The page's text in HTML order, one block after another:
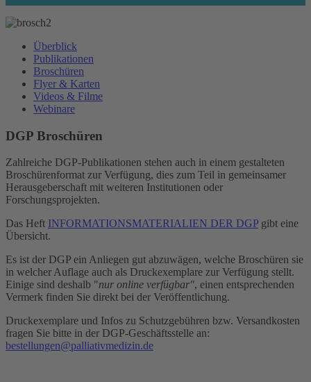
Überblick
Publikationen
Broschüren
Flyer & Karten
Videos & Filme
Webinare
DGP Broschüren
Zahlreiche DGP-Publikationen stehen auch in einem gestalteten
Broschürenformat zur Verfügung, dies zum Teil in gemeinsamer
Herausgeberschaft mit weiteren Institutionen oder
Forschungsprojekten.
Das Heft INFORMATIONSMATERIALIEN DER DGP gibt eine
Übersicht.
Es ist der DGP ein Anliegen gut abzuwägen, welche Broschüren sie
in welcher Auflage auch als Druckexemplare zur Verfügung stellt.
Einige sind deshalb "nur online verfügbar", einen entsprechenden
Vermerk finden Sie direkt bei der Veröffentlichung.
Druckexemplare und Infos zu Schutzgebühren bzw. Versandkosten
fragen Sie bitte in der DGP-Geschäftsstelle an:
bestellungen@palliativmedizin.de